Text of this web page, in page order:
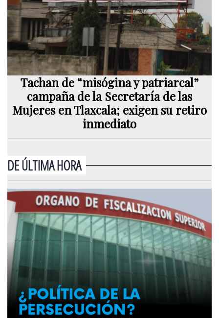
Tachan de “misógina y patriarcal”
campaña de la Secretaría de las
Mujeres en Tlaxcala; exigen su retiro
inmediato
DE ÚLTIMA HORA